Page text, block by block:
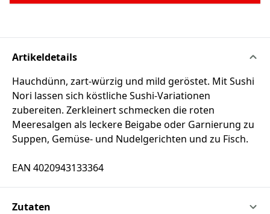
Artikeldetails
Hauchdünn, zart-würzig und mild geröstet. Mit Sushi
Nori lassen sich köstliche Sushi-Variationen
zubereiten. Zerkleinert schmecken die roten
Meeresalgen als leckere Beigabe oder Garnierung zu
Suppen, Gemüse- und Nudelgerichten und zu Fisch.
EAN 4020943133364
Zutaten